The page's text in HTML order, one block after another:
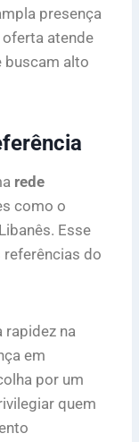
presença
atende
buscam alto
rede
como o
Esse
do
rapidez na
em
por um
quem